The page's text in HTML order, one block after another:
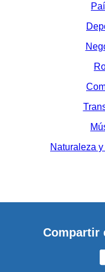
Naturaleza
Compartir